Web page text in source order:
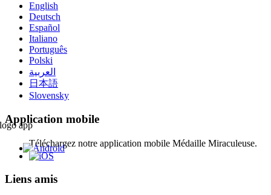
English
Deutsch
Español
Italiano
Português
Polski
العربية
日本語
Slovensky
Application mobile
Téléchargez notre application mobile Médaille Miraculeuse.
Liens amis